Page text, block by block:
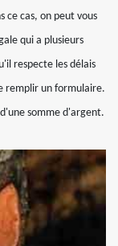
ce cas, on peut vous
qui a plusieurs
respecte les délais
remplir un formulaire.
somme d'argent.